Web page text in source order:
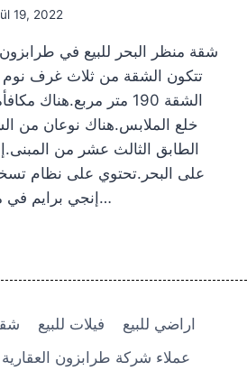
19, 2022
شقة منظر البحر للبيع في
تتكون الشقة من ثلاث غرف
الشقة 190 متر مربع.هناك
خلع الملابس.هناك نوعان من
الطابق الثالث عشر من
على البحر.تحتوي على نظام
إنجي برايم في منطقة كاشوستو حيث…
فيلات للبيع
اراضي للبيع
عملاء شركة طرابزون العقارية